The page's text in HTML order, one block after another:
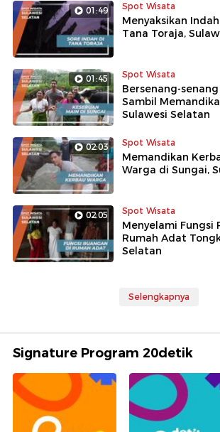
01:49 Spot Wisata
Menyaksikan
Tana Toraja,
01:45 Spot Wisata
Bersenang-
Sambil
Sulawesi Selatan
02:03 Spot Wisata
Memandikan
Warga di Sungai,
02:05 Spot Wisata
Menyelami Fungsi
Rumah Adat
Selatan
Selengkapnya
Signature Program 20detik